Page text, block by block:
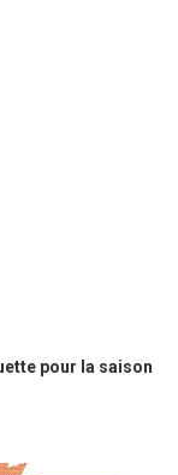
pour la saison